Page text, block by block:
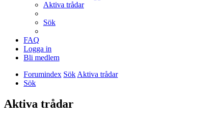
Aktiva trådar
Sök
FAQ
Logga in
Bli medlem
Forumindex SökAktiva trådar
Sök
Aktiva trådar